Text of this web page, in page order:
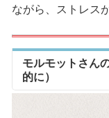
ながら、ストレス
モルモットさん
的に）